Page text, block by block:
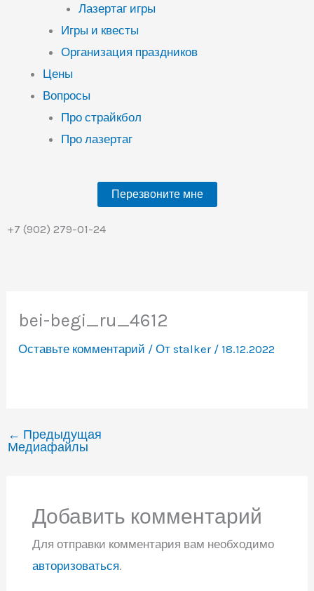
Лазертаг игры
Игры и квесты
Организация праздников
Цены
Вопросы
Про страйкбол
Про лазертаг
Перезвоните мне
+7 (902) 279-01-24
bei-begi_ru_4612
Оставьте комментарий / Отstalker / 18.12.2022
← Предыдущая
Медиафайлы
Добавить комментарий
Для отправки комментария вам необходимо
авторизоваться.